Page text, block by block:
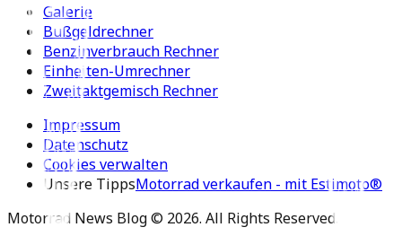
Galerie
Bußgeldrechner
Benzinverbrauch Rechner
Einheiten-Umrechner
Zweitaktgemisch Rechner
Impressum
Datenschutz
Cookies verwalten
Unsere TippsMotorrad verkaufen - mit Estimoto®
Motorrad News Blog © 2026. All Rights Reserved.